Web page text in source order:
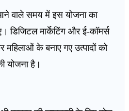
वाले समय में इस योजना का
डिजिटल मार्केटिंग और ई-कॉमर्स
के बनाए गए उत्पादों को
योजना है।